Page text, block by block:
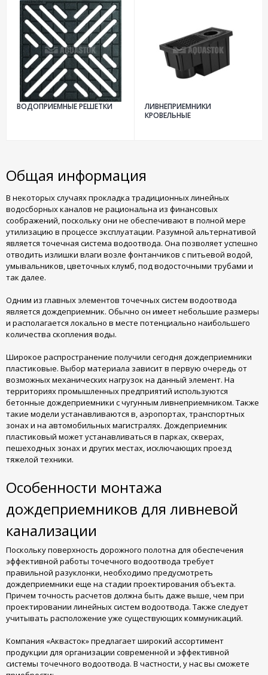
ВОДОПРИЕМНЫЕ РЕШЕТКИ
ЛИВНЕПРИЕМНИКИ
КРОВЕЛЬНЫЕ
Общая информация
В некоторых случаях прокладка традиционных линейных
водосборных каналов не рациональна из финансовых
соображений, поскольку они не обеспечивают в полной мере
утилизацию в процессе эксплуатации. Разумной альтернативой
является точечная система водоотвода. Она позволяет успешно
отводить излишки влаги возле фонтанчиков с питьевой водой,
умывальников, цветочных клумб, под водосточными трубами и
так далее.
Одним из главных элементов точечных систем водоотвода
является дождеприемник. Обычно он имеет небольшие размеры
и располагается локально в месте потенциально наибольшего
количества скопления воды.
Широкое распространение получили сегодня дождеприемники
пластиковые. Выбор материала зависит в первую очередь от
возможных механических нагрузок на данный элемент. На
территориях промышленных предприятий используются
бетонные дождеприемники с чугунным ливнеприемником. Также
такие модели устанавливаются в, аэропортах, транспортных
зонах и на автомобильных магистралях. Дождеприемник
пластиковый может устанавливаться в парках, скверах,
пешеходных зонах и других местах, исключающих проезд
тяжелой техники.
Особенности монтажа
дождеприемников для ливневой
канализации
Поскольку поверхность дорожного полотна для обеспечения
эффективной работы точечного водоотвода требует
правильной разуклонки, необходимо предусмотреть
дождеприемники еще на стадии проектирования объекта.
Причем точность расчетов должна быть даже выше, чем при
проектировании линейных систем водоотвода. Также следует
учитывать расположение уже существующих коммуникаций.
Компания «Аквасток» предлагает широкий ассортимент
продукции для организации современной и эффективной
системы точечного водоотвода. В частности, у нас вы сможете